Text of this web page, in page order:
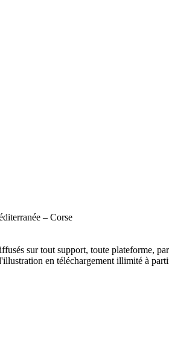
– Corse
sur tout support, toute plateforme,
en téléchargement illimité à